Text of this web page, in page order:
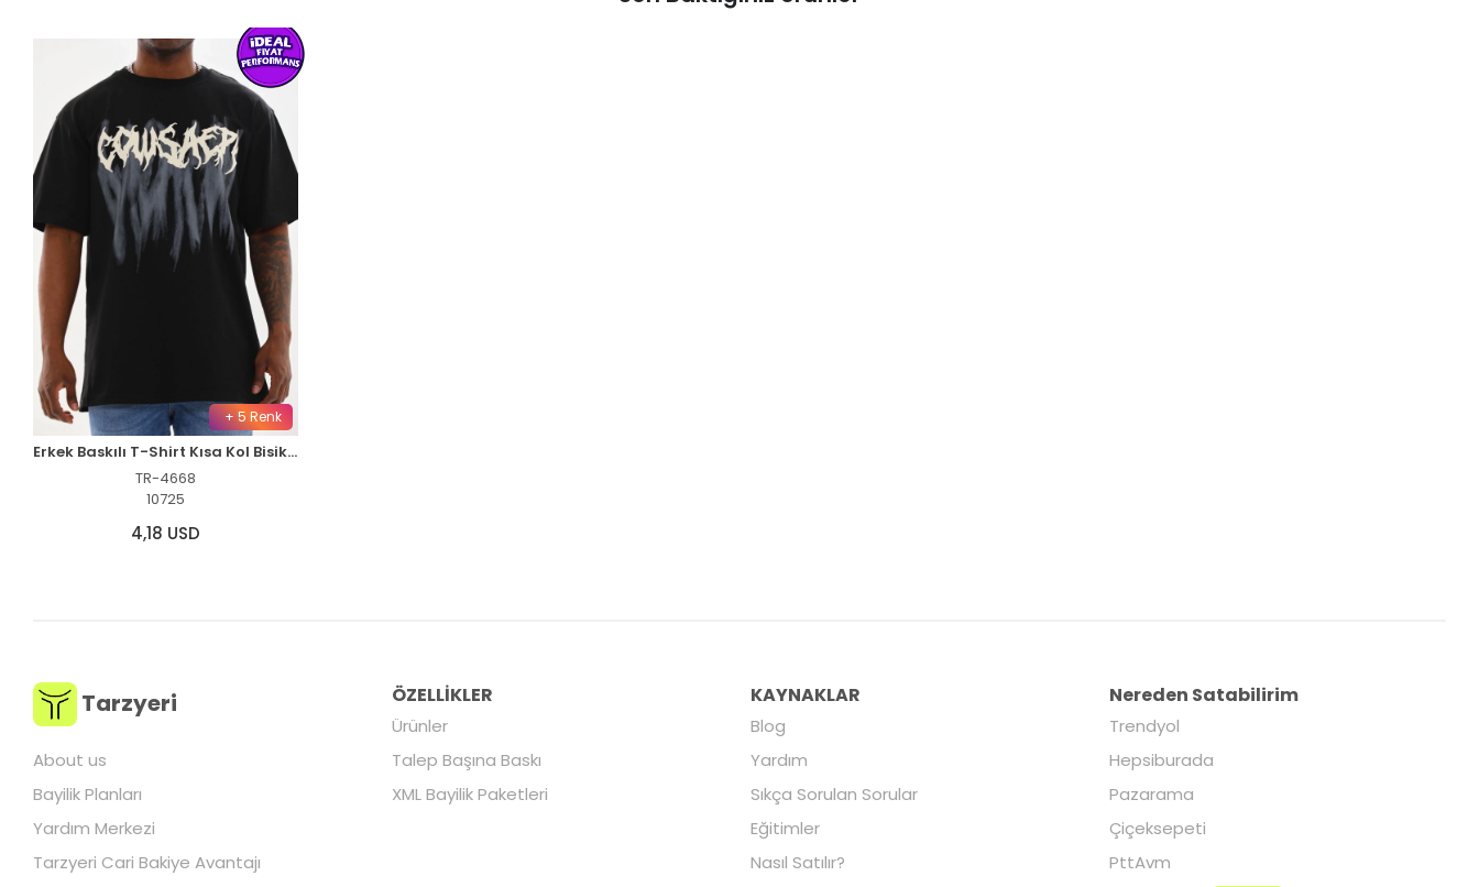
+ 5 Renk
Erkek Baskılı T-Shirt Kısa Kol Bisiklet Yaka Rahat Kalıp Tişört - Siyah
TR-4668
10725
4,18 USD
Tarzyeri
About us
Bayilik Planları
Yardım Merkezi
Tarzyeri Cari Bakiye Avantajı
ÖZELLİKLER
Ürünler
Talep Başına Baskı
XML Bayilik Paketleri
KAYNAKLAR
Blog
Yardım
Sıkça Sorulan Sorular
Eğitimler
Nasıl Satılır?
Nereden Satabilirim
Trendyol
Hepsiburada
Pazarama
Çiçeksepeti
PttAvm